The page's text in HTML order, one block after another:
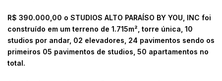
R$ 390.000,00 o STUDIOS ALTO PARAÍSO BY YOU, INC foi
construído em um terreno de 1.715m², torre única, 10
studios por andar, 02 elevadores, 24 pavimentos sendo os
primeiros 05 pavimentos de studios, 50 apartamentos no
total.